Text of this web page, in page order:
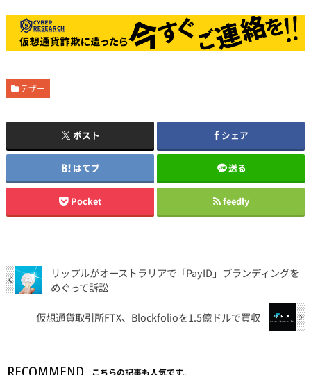
テザー
ポスト シェア
はてブ 送る
Pocket feedly
リップルがオーストラリアで「PayID」ブランディングを
めぐって訴訟
仮想通貨取引所FTX、Blockfolioを1.5億ドルで買収
RECOMMEND こちらの記事も人気です。